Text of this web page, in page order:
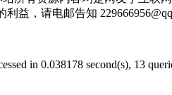
利益，请电邮告知
in 0.038178 second(s), 13